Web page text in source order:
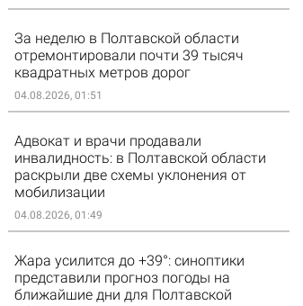
За неделю в Полтавской области
отремонтировали почти 39 тысяч
квадратных метров дорог
04.08.2026, 01:51
Адвокат и врачи продавали
инвалидность: в Полтавской области
раскрыли две схемы уклонения от
мобилизации
04.08.2026, 01:49
Жара усилится до +39°: синоптики
представили прогноз погоды на
ближайшие дни для Полтавской